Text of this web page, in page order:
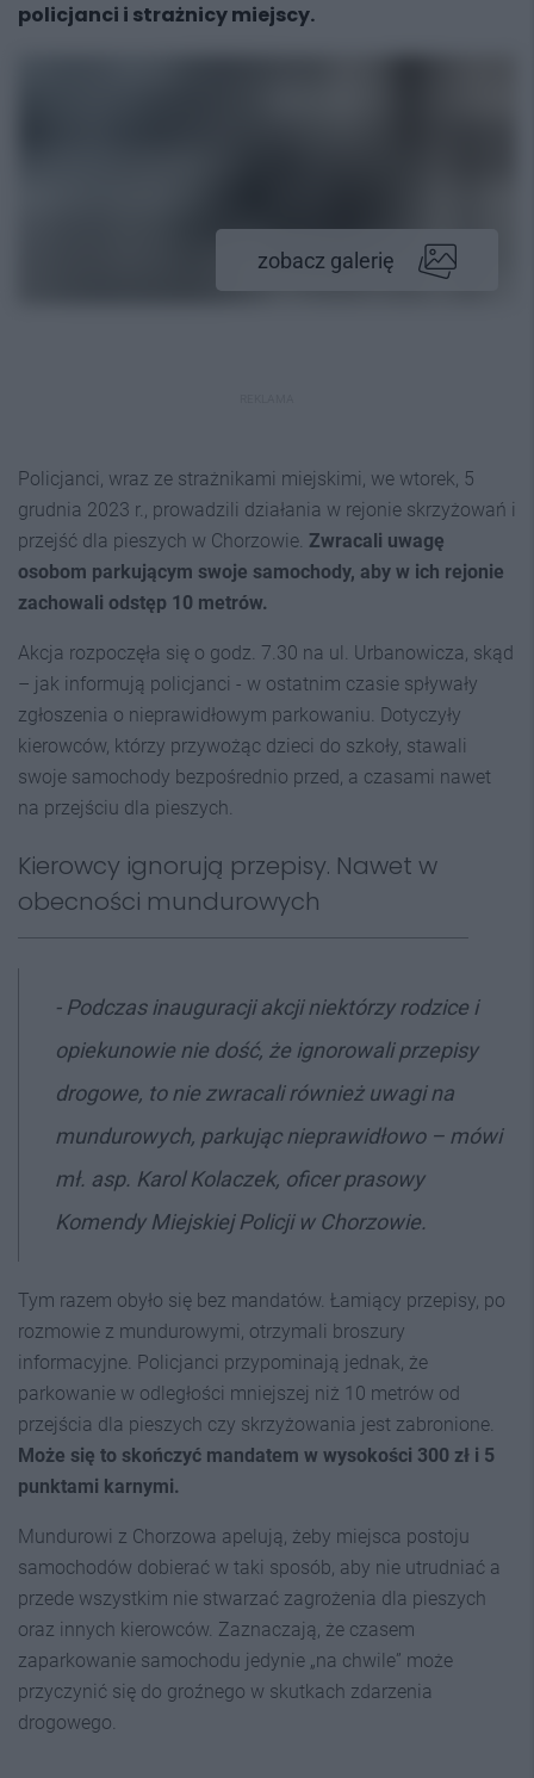
policjanci i strażnicy miejscy.
zobacz galerię
Policjanci, wraz ze strażnikami miejskimi, we wtorek, 5
grudnia 2023 r., prowadzili działania w rejonie skrzyżowań i
przejść dla pieszych w Chorzowie. Zwracali uwagę
osobom parkującym swoje samochody, aby w ich rejonie
zachowali odstęp 10 metrów.
Akcja rozpoczęła się o godz. 7.30 na ul. Urbanowicza, skąd
– jak informują policjanci - w ostatnim czasie spływały
zgłoszenia o nieprawidłowym parkowaniu. Dotyczyły
kierowców, którzy przywożąc dzieci do szkoły, stawali
swoje samochody bezpośrednio przed, a czasami nawet
na przejściu dla pieszych.
Kierowcy ignorują przepisy. Nawet w
obecności mundurowych
- Podczas inauguracji akcji niektórzy rodzice i
opiekunowie nie dość, że ignorowali przepisy
drogowe, to nie zwracali również uwagi na
mundurowych, parkując nieprawidłowo – mówi
mł. asp. Karol Kolaczek, oficer prasowy
Komendy Miejskiej Policji w Chorzowie.
Tym razem obyło się bez mandatów. Łamiący przepisy, po
rozmowie z mundurowymi, otrzymali broszury
informacyjne. Policjanci przypominają jednak, że
parkowanie w odległości mniejszej niż 10 metrów od
przejścia dla pieszych czy skrzyżowania jest zabronione.
Może się to skończyć mandatem w wysokości 300 zł i 5
punktami karnymi.
Mundurowi z Chorzowa apelują, żeby miejsca postoju
samochodów dobierać w taki sposób, aby nie utrudniać a
przede wszystkim nie stwarzać zagrożenia dla pieszych
oraz innych kierowców. Zaznaczają, że czasem
zaparkowanie samochodu jedynie „na chwile” może
przyczynić się do groźnego w skutkach zdarzenia
drogowego.